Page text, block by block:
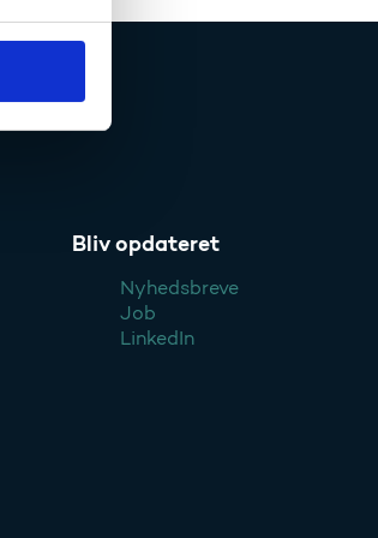
Bliv opdateret
Nyhedsbreve
Job
LinkedIn